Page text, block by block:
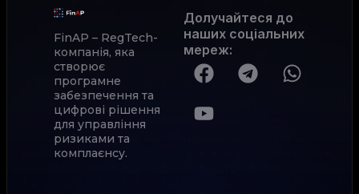
FinAP – RegTech-
компанія, яка
створює
програмне
забезпечення та
цифрові рішення
для управління
ризиками та
комплаєнсу.
Долучайтеся до
наших соціальних
мереж: